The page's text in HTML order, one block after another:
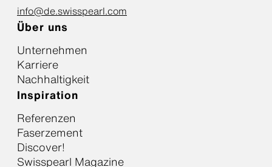
info@de.swisspearl.com
Über uns
Unternehmen
Karriere
Nachhaltigkeit
Inspiration
Referenzen
Faserzement
Discover!
Swisspearl Magazine